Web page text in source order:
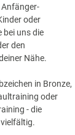
oder
bei uns die
den
Nähe.
in Bronze,
oder
- die